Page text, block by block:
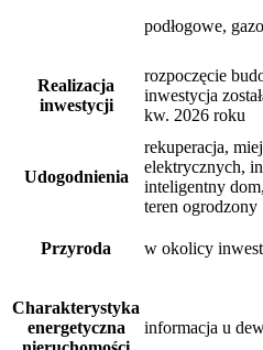
podłogowe,
Realizacja
inwestycji
rozpoczęcie
inwestycja
kw. 2026 roku
Udogodnienia
rekuperacja,
elektrycznych,
inteligentny
teren ogrodzony
Przyroda w okolicy
Charakterystyka
energetyczna
informacja u